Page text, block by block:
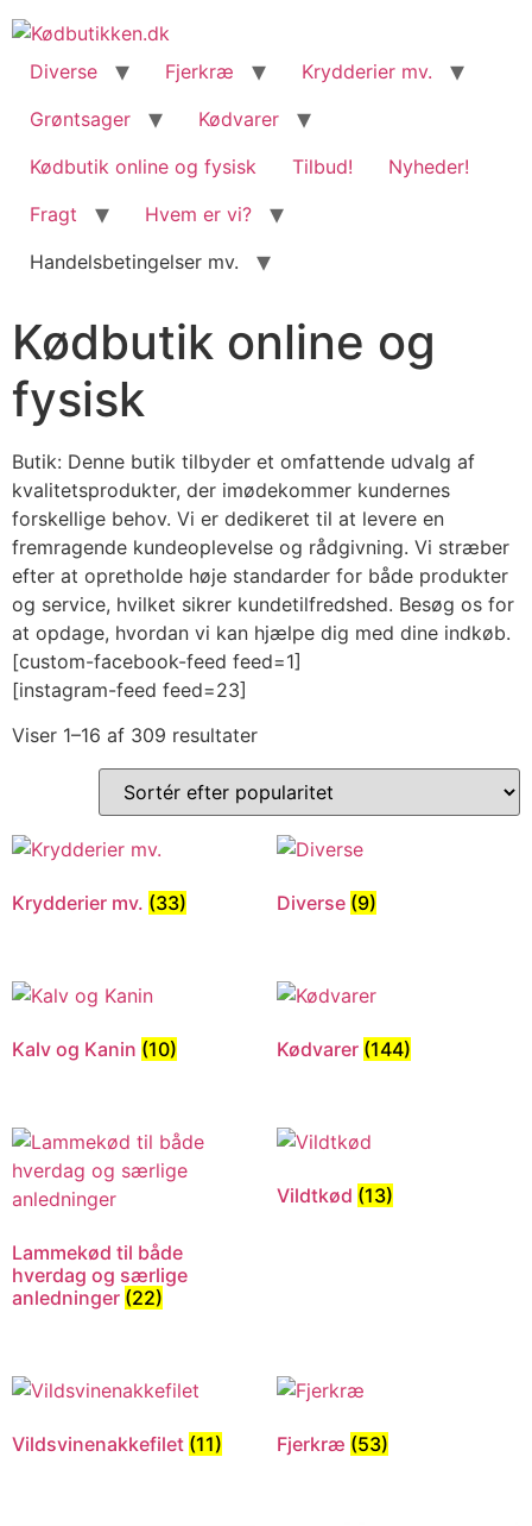
content
Diverse Fjerkræ
Krydderier mv.
Grøntsager
Kødvarer
Kødbutik online og fysisk
Tilbud!
Nyheder!
Fragt
Hvem er vi?
Handelsbetingelser mv.
Kødbutik online og
fysisk
Butik: Denne butik tilbyder et omfattende udvalg af
kvalitetsprodukter, der imødekommer kundernes
forskellige behov. Vi er dedikeret til at levere en
fremragende kundeoplevelse og rådgivning. Vi stræber
efter at opretholde høje standarder for både produkter
og service, hvilket sikrer kundetilfredshed. Besøg os for
at opdage, hvordan vi kan hjælpe dig med dine indkøb.
[custom-facebook-feed feed=1]
[instagram-feed feed=23]
Viser 1–16 af 309 resultater
Krydderier mv. (33) Diverse (9)
Kalv og Kanin (10) Kødvarer (144)
Lammekød til både
hverdag og særlige
anledninger (22)
Vildtkød (13)
Vildsvinenakkefilet (11) Fjerkræ (53)